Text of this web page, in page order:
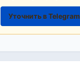
Уточнить в Telegram